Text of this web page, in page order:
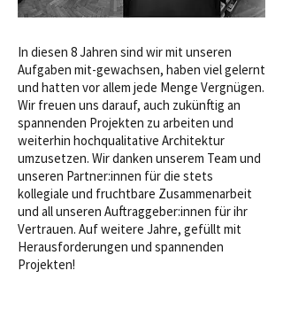
In diesen 8 Jahren sind wir mit unseren
Aufgaben mit-gewachsen, haben viel gelernt
und hatten vor allem jede Menge Vergnügen.
Wir freuen uns darauf, auch zukünftig an
spannenden Projekten zu arbeiten und
weiterhin hochqualitative Architektur
umzusetzen. Wir danken unserem Team und
unseren Partner:innen für die stets
kollegiale und fruchtbare Zusammenarbeit
und all unseren Auftraggeber:innen für ihr
Vertrauen. Auf weitere Jahre, gefüllt mit
Herausforderungen und spannenden
Projekten!